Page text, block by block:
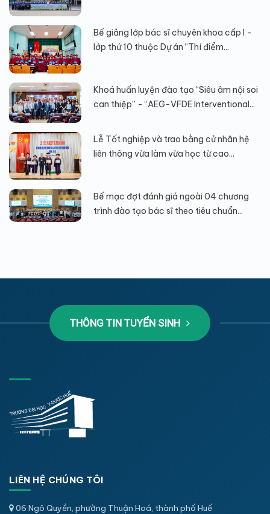
Bế giảng lớp bác sĩ chuyên khoa cấp I -
lớp thứ 10 thuộc Dự án “Thí điểm...
Khoá huấn luyện đào tạo “Siêu âm nội soi
can thiệp” - “AEG-VFDE Interventional...
Lễ Tốt nghiệp và trao bằng cử nhân hệ
liên thông vừa làm vừa học từ cao...
Bế mạc đợt đánh giá ngoài 04 chương
trình đào tạo bác sĩ theo tiêu chuẩn...
THÔNG TIN TUYỂN SINH
LIÊN HỆ CHÚNG TÔI
06 Ngô Quyền, phường Thuận Hoá, thành phố Huế